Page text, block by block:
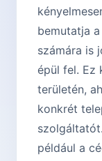
bemutatja
számára is
épül fel. Ez
területén,
konkrét
például a